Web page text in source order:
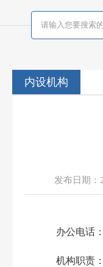
内设机构
发布日期：
办公电话：
机构职责：